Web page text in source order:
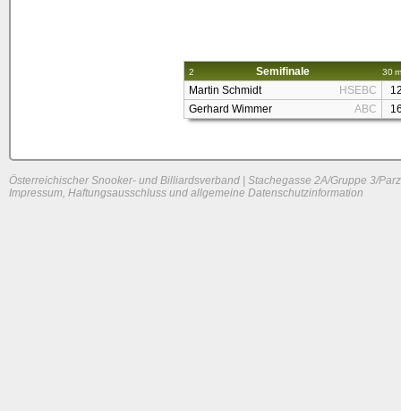
2 Semifinale 30
Martin Schmidt HSEBC
Gerhard Wimmer
ABC
Österreichischer Snooker- und Billiardsverband | Stachegasse 2A/Gruppe 3/
Impressum, Haftungsausschluss und allgemeine Datenschutzinformation